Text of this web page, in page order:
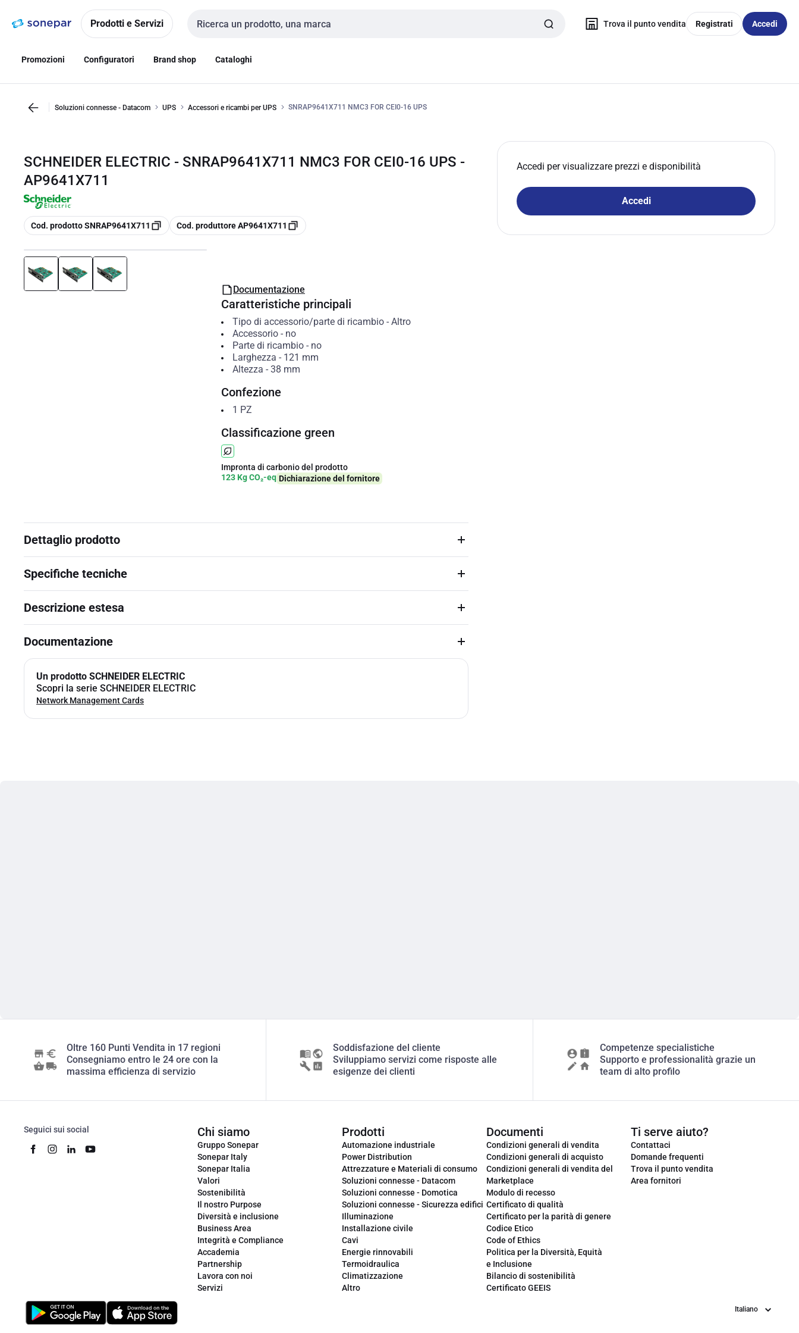
navigazionealla
Prodotti e Servizi
Cerca input
Trova il punto vendita Registrati Accedi
Promozioni Configuratori Brand shop Cataloghi
Soluzioni connesse - Datacom UPS Accessori e ricambi per UPS SNRAP9641X711 NMC3 FOR CEI0-16 UPS
SCHNEIDER ELECTRIC - SNRAP9641X711 NMC3 FOR CEI0-16 UPS -
AP9641X711
copia
Cod. prodotto SNRAP9641X711 copia
Cod. produttore AP9641X711
Accedi per visualizzare prezzi e disponibilità
Accedi
Documentazione
Caratteristiche principali
Tipo di accessorio/parte di ricambio- Altro
Accessorio- no
Parte di ricambio- no
Larghezza - 121 mm
Altezza - 38 mm
Confezione
1 PZ
Classificazione green
Impronta di carbonio del prodotto
123 Kg CO₂-eq Dichiarazione del fornitore
Dettaglio prodotto
Specifiche tecniche
Descrizione estesa
Documentazione
Un prodotto SCHNEIDER ELECTRIC
Scopri la serie SCHNEIDER ELECTRIC
Network Management Cards
Oltre 160 Punti Vendita in 17 regioni
Consegniamo entro le 24 ore con la
massima efficienza di servizio
Soddisfazione del cliente
Sviluppiamo servizi come risposte alle
esigenze dei clienti
Competenze specialistiche
Supporto e professionalità grazie un
team di alto profilo
Seguici sui social Chi siamo
Gruppo Sonepar
Sonepar Italy
Sonepar Italia
Valori
Sostenibilità
Il nostro Purpose
Diversità e inclusione
Business Area
Integrità e Compliance
Accademia
Partnership
Lavora con noi
Servizi
Prodotti
Automazione industriale
Power Distribution
Attrezzature e Materiali di consumo
Soluzioni connesse - Datacom
Soluzioni connesse - Domotica
Soluzioni connesse - Sicurezza edifici
Illuminazione
Installazione civile
Cavi
Energie rinnovabili
Termoidraulica
Climatizzazione
Altro
Documenti
Condizioni generali di vendita
Condizioni generali di acquisto
Condizioni generali di vendita del
Marketplace
Modulo di recesso
Certificato di qualità
Certificato per la parità di genere
Codice Etico
Code of Ethics
Politica per la Diversità, Equità
e Inclusione
Bilancio di sostenibilità
Certificato GEEIS
Ti serve aiuto?
Contattaci
Domande frequenti
Trova il punto vendita
Area fornitori
Lingua